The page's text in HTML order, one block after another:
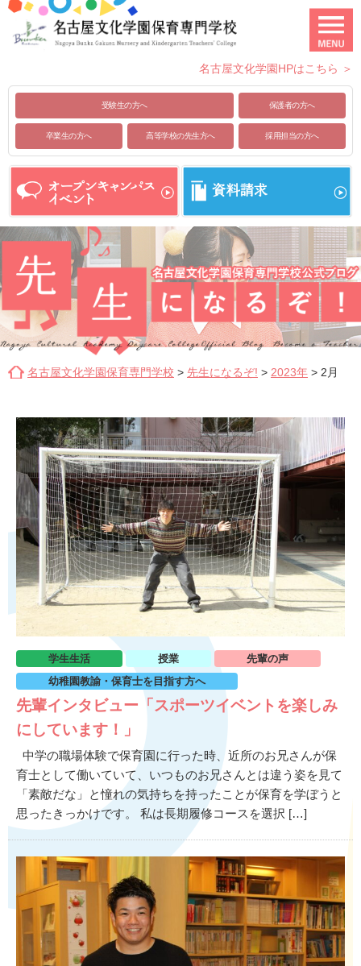
名古屋文化学園HPはこちら ＞
受験生の方へ 保護者の方へ
卒業生の方へ 高等学校の先生方へ 採用担当の方へ
名古屋文化学園保育専門学校 > 先生になるぞ! > 2023年 > 2月
学生生活 授業
先輩の声
幼稚園教諭・保育士を目指す方へ
先輩インタビュー「スポーツイベントを楽しみ
にしています！」
中学の職場体験で保育園に行った時、近所のお兄さんが保
育士として働いていて、いつものお兄さんとは違う姿を見て
「素敵だな」と憧れの気持ちを持ったことが保育を学ぼうと
思ったきっかけです。 私は長期履修コースを選択 […]